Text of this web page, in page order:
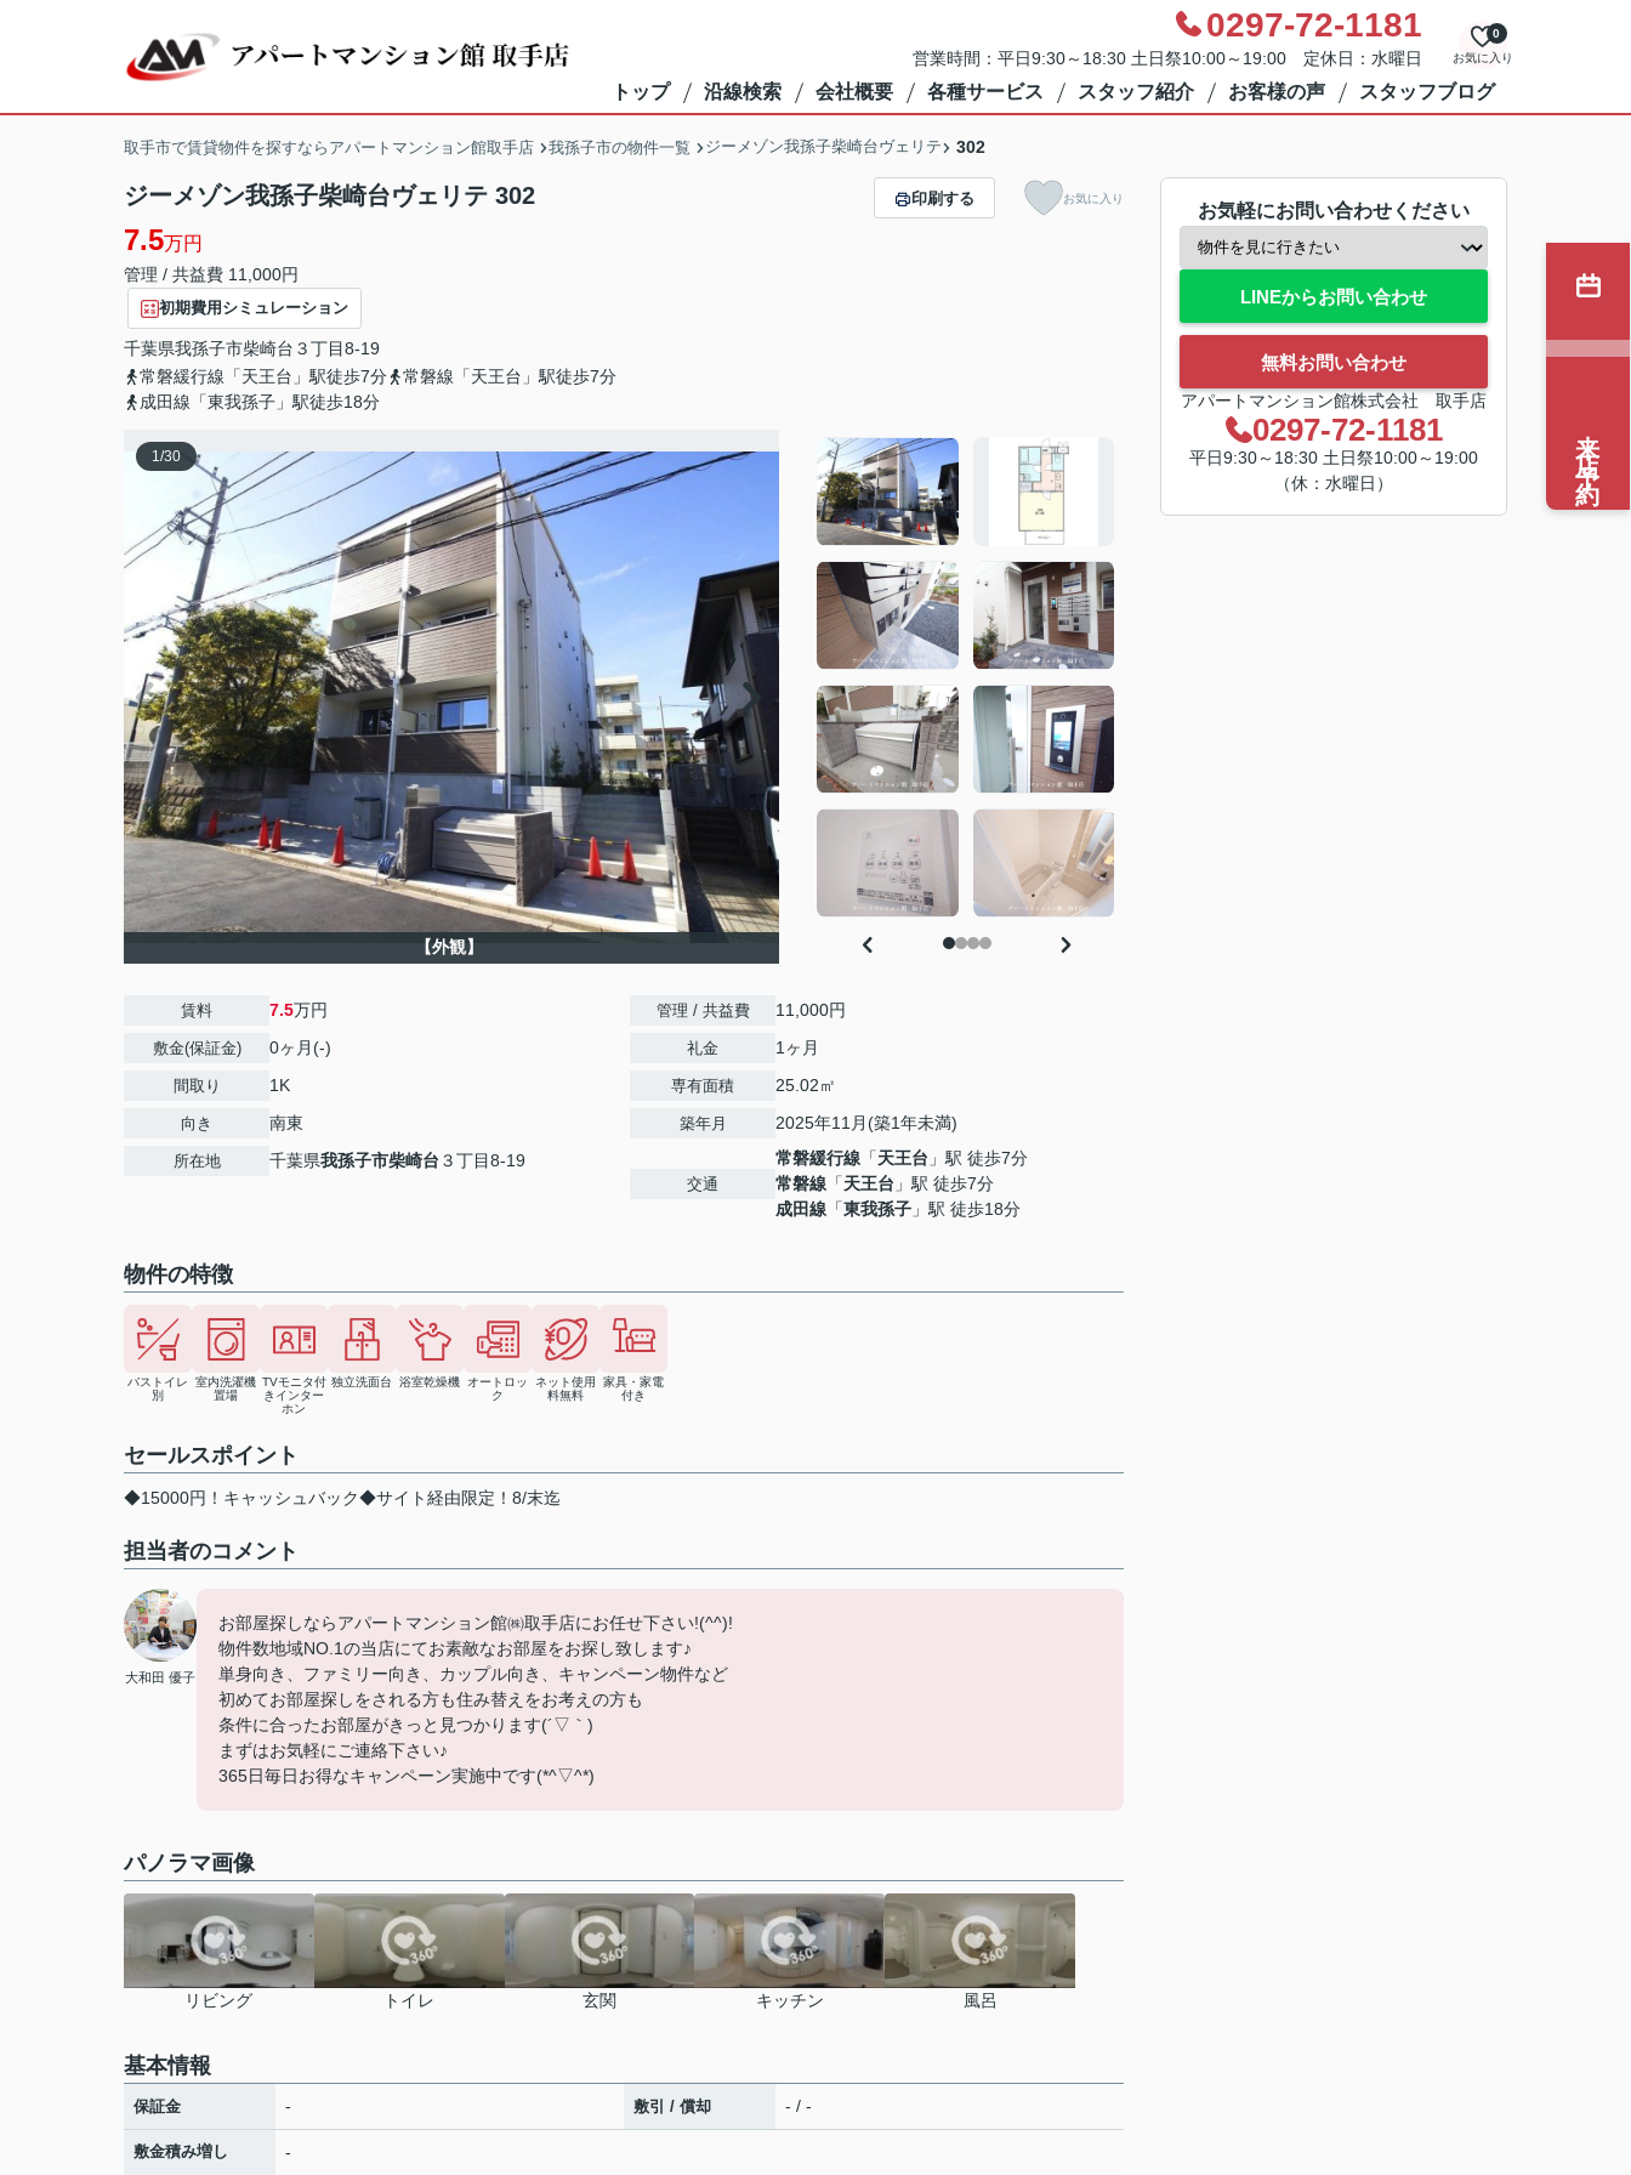
0297-72-1181
営業時間：平日9:30～18:30 土日祭10:00～19:00 定休日：水曜日 お気に入り
0
トップ 沿線検索 会社概要 各種サービス スタッフ紹介 お客様の声 スタッフブログ
取手市で賃貸物件を探すならアパートマンション館取手店 我孫子市の物件一覧 ジーメゾン我孫子柴崎台ヴェリテ 302
ジーメゾン我孫子柴崎台ヴェリテ 302
7.5万円
管理 / 共益費 11,000円
初期費用シミュレーション
千葉県我孫子市柴崎台 ３丁目8-19
常磐緩行線「天王台」駅徒歩7分
常磐線「天王台」駅徒歩7分
成田線「東我孫子」駅徒歩18分
印刷する お気に入り
1/30
【外観】
賃料 7.5万円
敷金(保証金) 0ヶ月(-)
間取り 1K
向き 南東
所在地 千葉県我孫子市柴崎台 ３丁目8-19
管理 / 共益費 11,000円
礼金 1ヶ月
専有面積 25.02㎡
築年月 2025年11月(築1年未満)
交通
常磐緩行線 「天王台 」駅 徒歩7分
常磐線 「天王台 」駅 徒歩7分
成田線 「東我孫子 」駅 徒歩18分
物件の特徴
バストイレ
別
室内洗濯機
置場
TVモニタ付
きインター
ホン
独立洗面台 浴室乾燥機
オートロッ
ク
ネット使用
料無料
家具・家電
付き
セールスポイント
◆15000円！キャッシュバック◆サイト経由限定！8/末迄
担当者のコメント
大和田 優子
お部屋探しならアパートマンション館㈱取手店にお任せ下さい!(^^)!
物件数地域NO.1の当店にてお素敵なお部屋をお探し致します♪
単身向き、ファミリー向き、カップル向き、キャンペーン物件など
初めてお部屋探しをされる方も住み替えをお考えの方も
条件に合ったお部屋がきっと見つかります(´▽｀)
まずはお気軽にご連絡下さい♪
365日毎日お得なキャンペーン実施中です(*^▽^*)
パノラマ画像
リビング トイレ 玄関 キッチン 風呂
基本情報
保証金 - 敷引 / 償却 - / -
敷金積み増し -
お気軽にお問い合わせください
LINEからお問い合わせ
無料お問い合わせ
アパートマンション館株式会社 取手店
0297-72-1181
平日9:30～18:30 土日祭10:00～19:00
（休：水曜日）
来店予約